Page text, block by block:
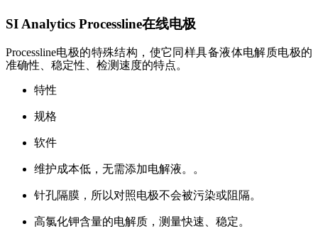
SI Analytics Processline在线电极
Processline电极的特殊结构，使它同样具备液体电解质电极的
准确性、稳定性、检测速度的特点。
特性
规格
软件
维护成本低，无需添加电解液。 。
针孔隔膜 ，所以对照电极不会被污染或阻隔。
高氯化钾含量的电解质，测量快速、稳定。